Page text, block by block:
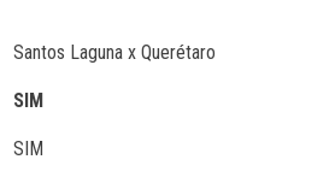
Santos Laguna x Querétaro
SIM
SIM